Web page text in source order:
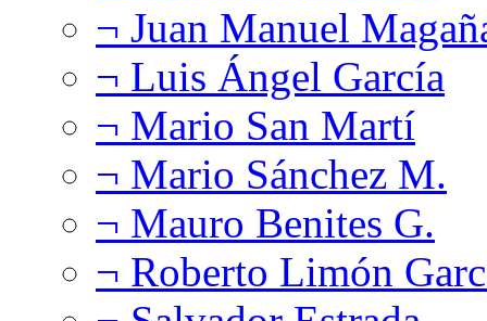
¬ Juan Manuel
¬ Luis Ángel García
¬ Mario San Martí
¬ Mario Sánchez M.
¬ Mauro Benites G.
¬ Roberto Limón